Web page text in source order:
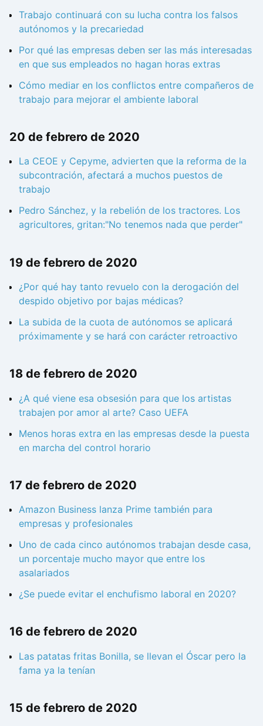
Trabajo continuará con su lucha contra los falsos
autónomos y la precariedad
Por qué las empresas deben ser las más interesadas
en que sus empleados no hagan horas extras
Cómo mediar en los conflictos entre compañeros de
trabajo para mejorar el ambiente laboral
20 de febrero de 2020
La CEOE y Cepyme, advierten que la reforma de la
subcontración, afectará a muchos puestos de
trabajo
Pedro Sánchez, y la rebelión de los tractores. Los
agricultores, gritan:"No tenemos nada que perder"
19 de febrero de 2020
¿Por qué hay tanto revuelo con la derogación del
despido objetivo por bajas médicas?
La subida de la cuota de autónomos se aplicará
próximamente y se hará con carácter retroactivo
18 de febrero de 2020
¿A qué viene esa obsesión para que los artistas
trabajen por amor al arte? Caso UEFA
Menos horas extra en las empresas desde la puesta
en marcha del control horario
17 de febrero de 2020
Amazon Business lanza Prime también para
empresas y profesionales
Uno de cada cinco autónomos trabajan desde casa,
un porcentaje mucho mayor que entre los
asalariados
¿Se puede evitar el enchufismo laboral en 2020?
16 de febrero de 2020
Las patatas fritas Bonilla, se llevan el Óscar pero la
fama ya la tenían
15 de febrero de 2020